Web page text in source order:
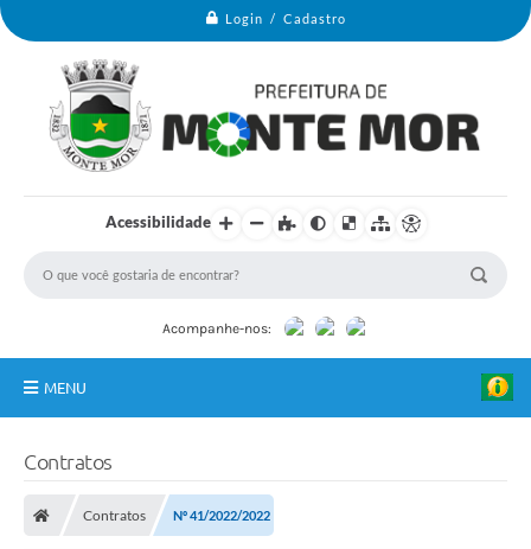
Login / Cadastro
Acessibilidade
Acompanhe-nos:
MENU
Contratos
Contratos Nº 41/2022/2022